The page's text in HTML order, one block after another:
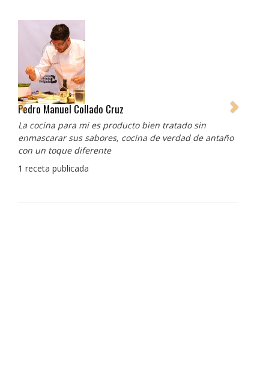
Pedro Manuel Collado Cruz
La cocina para mi es producto bien tratado sin
enmascarar sus sabores, cocina de verdad de antaño
con un toque diferente
1 receta publicada